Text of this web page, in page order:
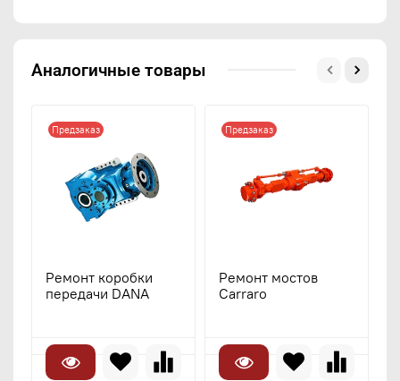
Аналогичные товары
Предзаказ
Ремонт коробки
передачи DANA
Предзаказ
Ремонт мостов
Carraro